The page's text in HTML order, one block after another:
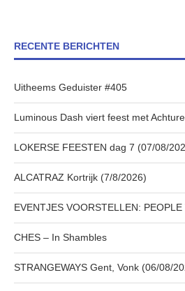
RECENTE BERICHTEN
Uitheems Geduister #405
Luminous Dash viert feest met
LOKERSE FEESTEN dag 7 (07/08/
ALCATRAZ Kortrijk (7/8/2026)
EVENTJES VOORSTELLEN:
CHES – In Shambles
STRANGEWAYS Gent, Vonk (06/08/